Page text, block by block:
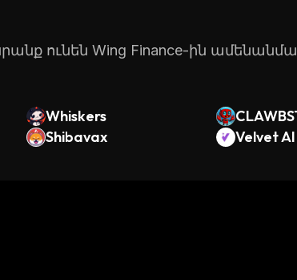
ունեն Wing Finance-ին
Whiskers
Shibavax Velvet AI